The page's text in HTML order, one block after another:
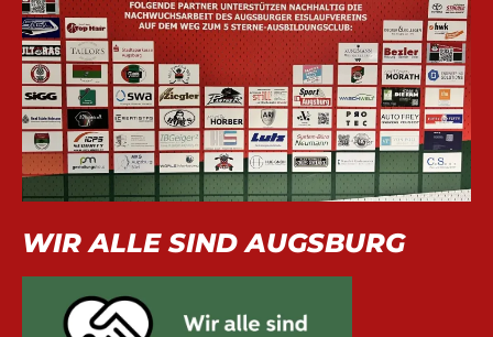
WIR ALLE SIND AUGSBURG